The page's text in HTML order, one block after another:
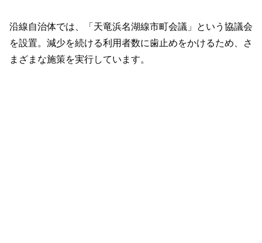
沿線自治体では、「天竜浜名湖線市町会議」という協議会
を設置。減少を続ける利用者数に歯止めをかけるため、さ
まざまな施策を実行しています。